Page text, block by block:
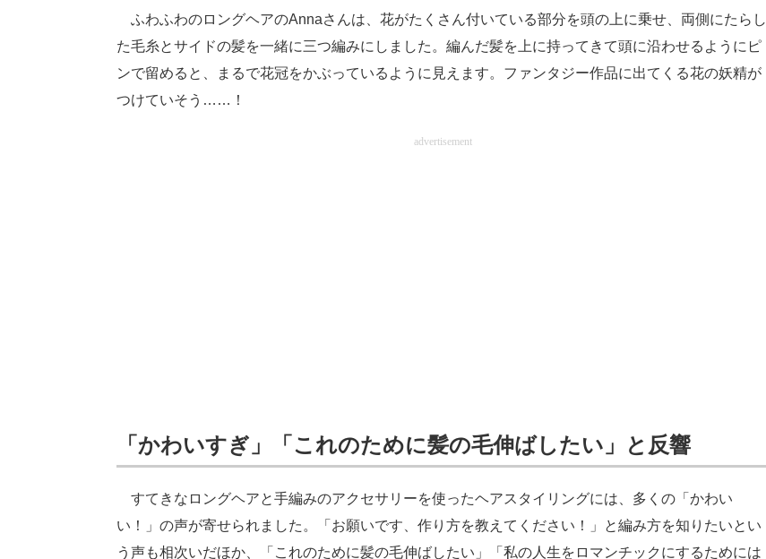
ふわふわのロングヘアのAnnaさんは、花がたくさん付いている部分を頭の上に乗せ、両側にたらし
た毛糸とサイドの髪を一緒に三つ編みにしました。編んだ髪を上に持ってきて頭に沿わせるようにピ
ンで留めると、まるで花冠をかぶっているように見えます。ファンタジー作品に出てくる花の妖精が
つけていそう……！
advertisement
「かわいすぎ」「これのために髪の毛伸ばしたい」と反響
すてきなロングヘアと手編みのアクセサリーを使ったヘアスタイリングには、多くの「かわい
い！」の声が寄せられました。「お願いです、作り方を教えてください！」と編み方を知りたいとい
う声も相次いだほか、「これのために髪の毛伸ばしたい」「私の人生をロマンチックにするためには